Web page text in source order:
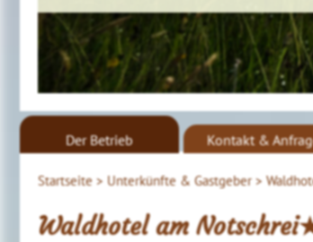
Startseite > Unterkünfte & Gastgeber >
Der Betrieb Kontakt &
Waldhotel am